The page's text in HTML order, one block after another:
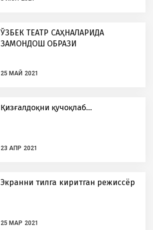
ЎЗБЕК ТЕАТР САҲНАЛАРИДА
ЗАМОНДОШ ОБРАЗИ
25 МАЙ 2021
Қизғалдоқни қучоқлаб…
23 АПР 2021
Экранни тилга киритган режиссёр
25 МАР 2021